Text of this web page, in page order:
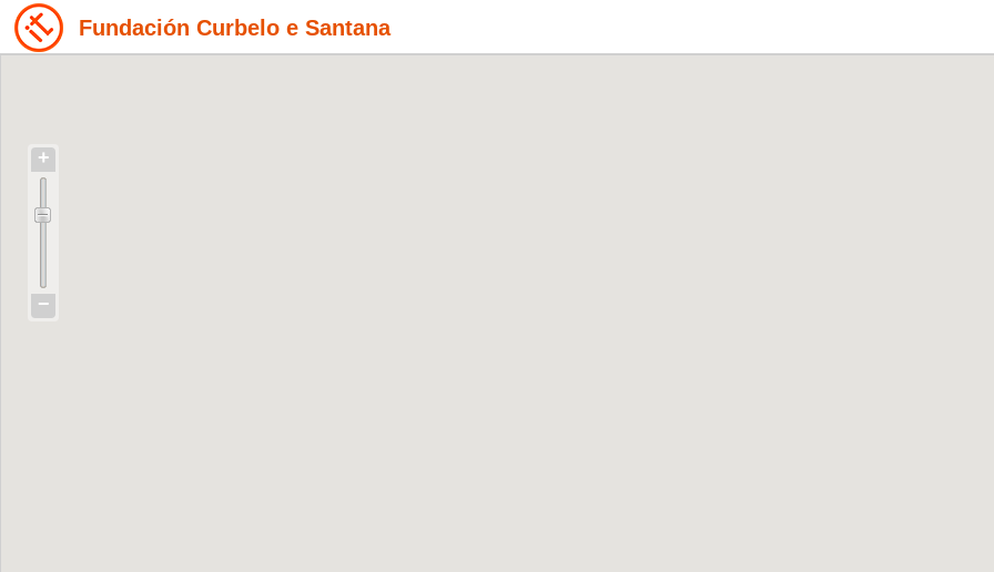
Fundación Curbelo e Santana
+
−